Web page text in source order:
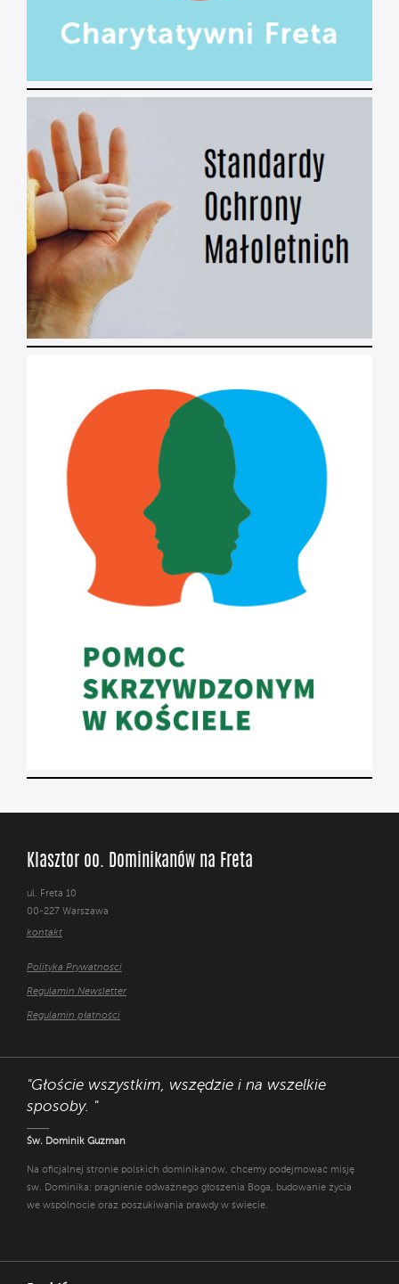
Klasztor oo. Dominikanów na Freta
ul. Freta 10
00-227 Warszawa
kontakt
Polityka Prywatności
Regulamin Newsletter
Regulamin płatności
"Głoście wszystkim, wszędzie i na wszelkie
sposoby. "
Św. Dominik Guzman
Na oficjalnej stronie polskich dominikanów, chcemy podejmować misję
św. Dominika: pragnienie odważnego głoszenia Boga, budowanie życia
we wspólnocie oraz poszukiwania prawdy w świecie.